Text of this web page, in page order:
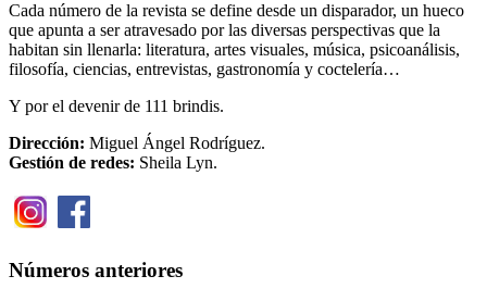
Cada número de la revista se define desde un disparador, un hueco
que apunta a ser atravesado por las diversas perspectivas que la
habitan sin llenarla: literatura, artes visuales, música, psicoanálisis,
filosofía, ciencias, entrevistas, gastronomía y coctelería…
Y por el devenir de 111 brindis.
Dirección: Miguel Ángel Rodríguez.
Gestión de redes: Sheila Lyn.
Números anteriores